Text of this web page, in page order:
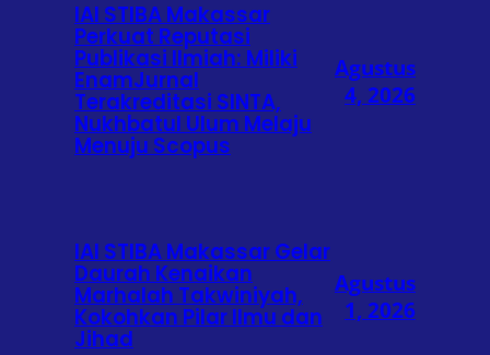
IAI STIBA Makassar
Perkuat Reputasi
Publikasi Ilmiah: Miliki
EnamJurnal
Terakreditasi SINTA,
Nukhbatul Ulum Melaju
Menuju Scopus
Agustus
4, 2026
IAI STIBA Makassar Gelar
Daurah Kenaikan
Marhalah Takwiniyah,
Kokohkan Pilar Ilmu dan
Jihad
Agustus
1, 2026